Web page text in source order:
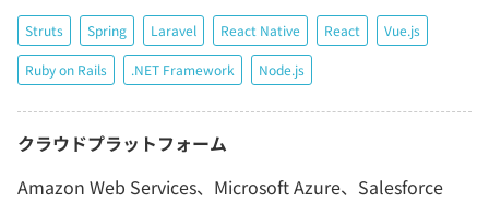
Struts Spring Laravel React Native React Vue.js
Ruby on Rails .NET Framework Node.js
クラウドプラットフォーム
Amazon Web Services、Microsoft Azure、Salesforce